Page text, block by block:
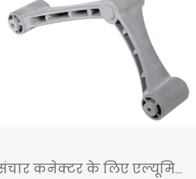
संचार कनेक्टर के लिए एल्यूमिनियम डाई कास्टिंग